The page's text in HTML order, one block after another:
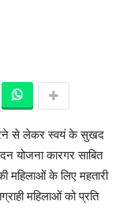
से लेकर स्वयं के सुखद
योजना कारगर साबित
महिलाओं के लिए महतारी
महिलाओं को प्रति